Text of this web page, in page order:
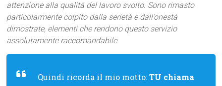
attenzione alla qualità del lavoro svolto. Sono rimasto
particolarmente colpito dalla serietà e dall’onestà
dimostrate, elementi che rendono questo servizio
assolutamente raccomandabile.
Quindi ricorda il mio motto:TU chiama